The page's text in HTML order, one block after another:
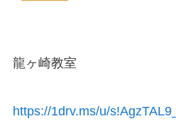
龍ヶ崎教室
https://1drv.ms/u/